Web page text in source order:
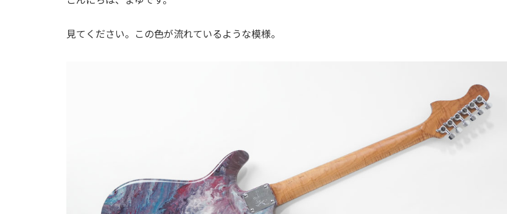
見てください。この色が流れているような模様。